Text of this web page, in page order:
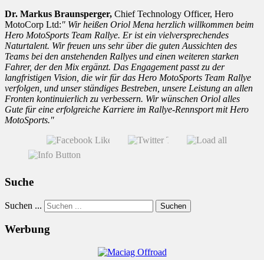
Dr. Markus Braunsperger, Chief Technology Officer, Hero
MotoCorp Ltd:" Wir heißen Oriol Mena herzlich willkommen beim
Hero MotoSports Team Rallye. Er ist ein vielversprechendes
Naturtalent. Wir freuen uns sehr über die guten Aussichten des
Teams bei den anstehenden Rallyes und einen weiteren starken
Fahrer, der den Mix ergänzt. Das Engagement passt zu der
langfristigen Vision, die wir für das Hero MotoSports Team Rallye
verfolgen, und unser ständiges Bestreben, unsere Leistung an allen
Fronten kontinuierlich zu verbessern. Wir wünschen Oriol alles
Gute für eine erfolgreiche Karriere im Rallye-Rennsport mit Hero
MotoSports."
Suche
Suchen ... Suchen
Werbung